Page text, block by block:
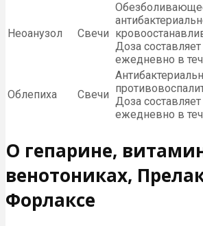
Неоанузол Свечи
Доза
ежедневно в
Облепиха Свечи
Доза
ежедневно в
О гепарине,
венотониках,
Форлаксе